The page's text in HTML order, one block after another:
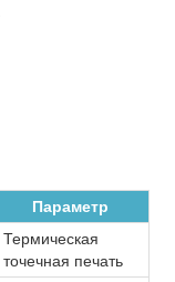
Параметр
Термическая
точечная печать